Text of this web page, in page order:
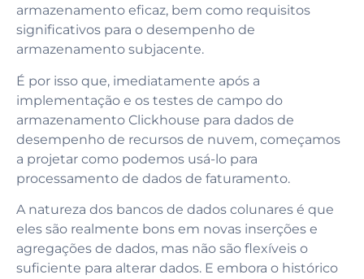
armazenamento eficaz, bem como requisitos
significativos para o desempenho de
armazenamento subjacente.
É por isso que, imediatamente após a
implementação e os testes de campo do
armazenamento Clickhouse para dados de
desempenho de recursos de nuvem, começamos
a projetar como podemos usá-lo para
processamento de dados de faturamento.
A natureza dos bancos de dados colunares é que
eles são realmente bons em novas inserções e
agregações de dados, mas não são flexíveis o
suficiente para alterar dados. E embora o histórico